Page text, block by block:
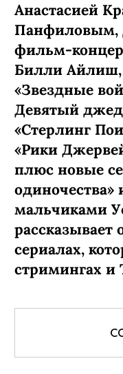
Анастасией
Панфиловым,
фильм-
Билли
«Звездные
Девятый
«Стерлинг
«Рики
плюс новые
мальчиками
сериалах,
стримингах и